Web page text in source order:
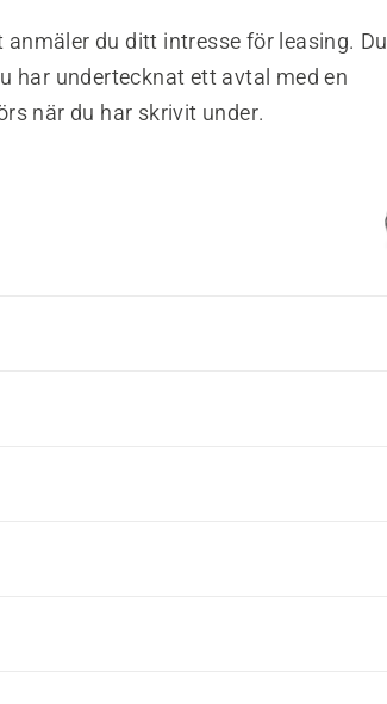
du ditt intresse för leasing. Du
har undertecknat ett avtal med en
när du har skrivit under.